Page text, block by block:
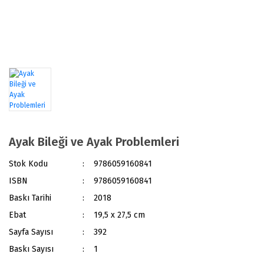
Ayak Bileği ve Ayak Problemleri
Stok Kodu
9786059160841
ISBN
9786059160841
Baskı Tarihi
2018
Ebat
19,5 x 27,5 cm
Sayfa Sayısı
392
Baskı Sayısı
1